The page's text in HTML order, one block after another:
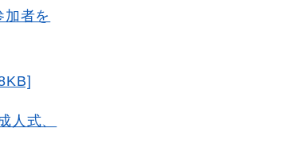
者を
人式、